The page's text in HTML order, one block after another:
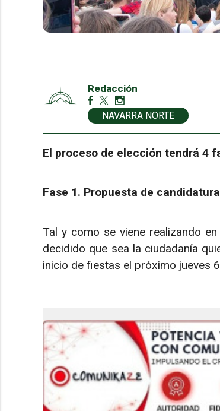
Redacción
NAVARRA NORTE
El proceso de elección tendrá 4
Fase 1. Propuesta de
Tal y como se viene realizando
decidido que sea la ciudadanía
inicio de fiestas el próximo jueves